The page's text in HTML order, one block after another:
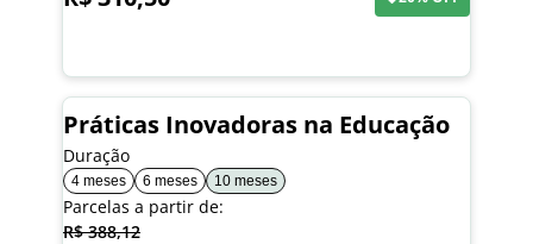
Práticas Inovadoras na Educação
Duração
4 meses 6 meses 10 meses
Parcelas a partir de:
R$ 388,12